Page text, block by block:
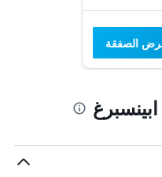
الصفقة